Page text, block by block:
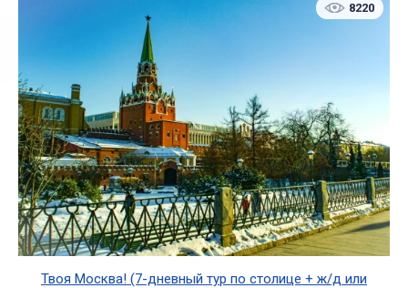
8220
Твоя Москва! (7-дневный тур по столице + ж/д или